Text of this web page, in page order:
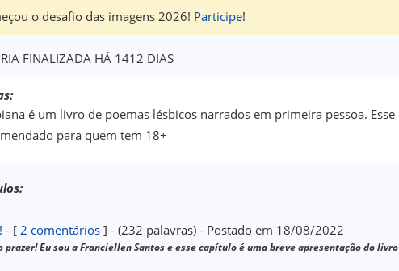
o desafio das imagens 2026! Participe!
FINALIZADA HÁ 1412 DIAS
é um livro de poemas lésbicos narrados em primeira pessoa.
para quem tem 18+
- [2 comentários ] - (232 palavras) - Postado em 18/08/2022
prazer! Eu sou a Franciellen Santos e esse capítulo é uma breve apresentação do